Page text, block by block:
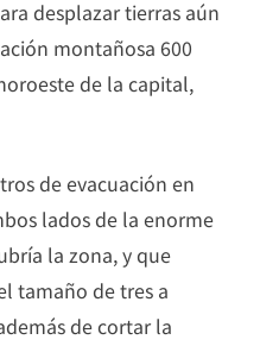
desplazar tierras aún
montañosa 600
de la capital,
de evacuación en
lados de la enorme
la zona, y que
tamaño de tres a
de cortar la